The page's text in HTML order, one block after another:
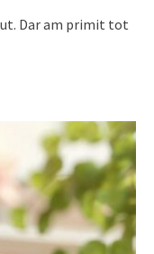
Dar am primit tot